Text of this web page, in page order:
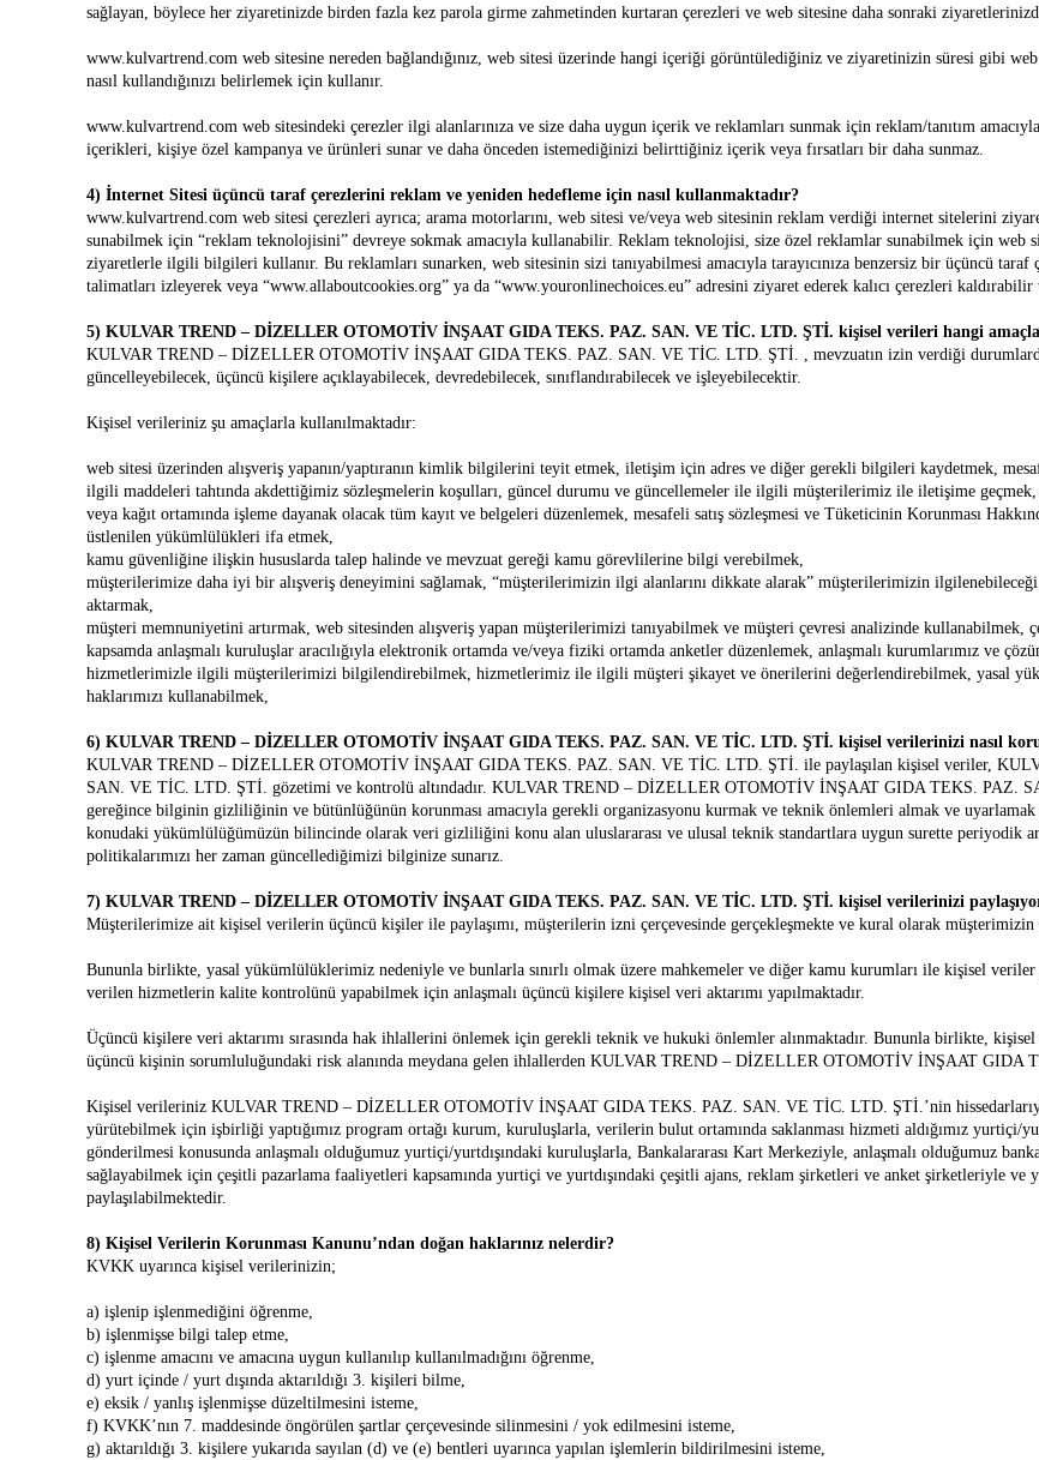
sağlayan, böylece her ziyaretinizde birden fazla kez parola girme zahmetinden kurtaran çerezleri ve web sitesine daha sonraki
www.kulvartrend.com web sitesine nereden bağlandığınız, web sitesi üzerinde hangi içeriği görüntülediğiniz ve ziyaretinizin süresi gibi
nasıl kullandığınızı belirlemek için kullanır.
www.kulvartrend.com web sitesindeki çerezler ilgi alanlarınıza ve size daha uygun içerik ve reklamları sunmak için reklam/tanıtım
içerikleri, kişiye özel kampanya ve ürünleri sunar ve daha önceden istemediğinizi belirttiğiniz içerik veya fırsatları bir daha sunmaz.
4) İnternet Sitesi üçüncü taraf çerezlerini reklam ve yeniden hedefleme için nasıl kullanmaktadır?
www.kulvartrend.com web sitesi çerezleri ayrıca; arama motorlarını, web sitesi ve/veya web sitesinin reklam verdiği internet sitelerini
sunabilmek için “reklam teknolojisini” devreye sokmak amacıyla kullanabilir. Reklam teknolojisi, size özel reklamlar sunabilmek için web
ziyaretlerle ilgili bilgileri kullanır. Bu reklamları sunarken, web sitesinin sizi tanıyabilmesi amacıyla tarayıcınıza benzersiz bir üçüncü taraf
talimatları izleyerek veya “www.allaboutcookies.org” ya da “www.youronlinechoices.eu” adresini ziyaret ederek kalıcı çerezleri
5) KULVAR TREND – DİZELLER OTOMOTİV İNŞAAT GIDA TEKS. PAZ. SAN. VE TİC. LTD. ŞTİ. kişisel verileri hangi
KULVAR TREND – DİZELLER OTOMOTİV İNŞAAT GIDA TEKS. PAZ. SAN. VE TİC. LTD. ŞTİ. , mevzuatın izin verdiği
güncelleyebilecek, üçüncü kişilere açıklayabilecek, devredebilecek, sınıflandırabilecek ve işleyebilecektir.
Kişisel verileriniz şu amaçlarla kullanılmaktadır:
web sitesi üzerinden alışveriş yapanın/yaptıranın kimlik bilgilerini teyit etmek, iletişim için adres ve diğer gerekli bilgileri kaydetmek,
ilgili maddeleri tahtında akdettiğimiz sözleşmelerin koşulları, güncel durumu ve güncellemeler ile ilgili müşterilerimiz ile iletişime
veya kağıt ortamında işleme dayanak olacak tüm kayıt ve belgeleri düzenlemek, mesafeli satış sözleşmesi ve Tüketicinin Korunması
üstlenilen yükümlülükleri ifa etmek,
kamu güvenliğine ilişkin hususlarda talep halinde ve mevzuat gereği kamu görevlilerine bilgi verebilmek,
müşterilerimize daha iyi bir alışveriş deneyimini sağlamak, “müşterilerimizin ilgi alanlarını dikkate alarak” müşterilerimizin
aktarmak,
müşteri memnuniyetini artırmak, web sitesinden alışveriş yapan müşterilerimizi tanıyabilmek ve müşteri çevresi analizinde
kapsamda anlaşmalı kuruluşlar aracılığıyla elektronik ortamda ve/veya fiziki ortamda anketler düzenlemek, anlaşmalı kurumlarımız ve
hizmetlerimizle ilgili müşterilerimizi bilgilendirebilmek, hizmetlerimiz ile ilgili müşteri şikayet ve önerilerini değerlendirebilmek, yasal
haklarımızı kullanabilmek,
6) KULVAR TREND – DİZELLER OTOMOTİV İNŞAAT GIDA TEKS. PAZ. SAN. VE TİC. LTD. ŞTİ. kişisel verilerinizi nasıl
KULVAR TREND – DİZELLER OTOMOTİV İNŞAAT GIDA TEKS. PAZ. SAN. VE TİC. LTD. ŞTİ. ile paylaşılan kişisel veriler,
SAN. VE TİC. LTD. ŞTİ. gözetimi ve kontrolü altındadır. KULVAR TREND – DİZELLER OTOMOTİV İNŞAAT GIDA TEKS. PAZ.
gereğince bilginin gizliliğinin ve bütünlüğünün korunması amacıyla gerekli organizasyonu kurmak ve teknik önlemleri almak ve
konudaki yükümlülüğümüzün bilincinde olarak veri gizliliğini konu alan uluslararası ve ulusal teknik standartlara uygun surette periyodik
politikalarımızı her zaman güncellediğimizi bilginize sunarız.
7) KULVAR TREND – DİZELLER OTOMOTİV İNŞAAT GIDA TEKS. PAZ. SAN. VE TİC. LTD. ŞTİ. kişisel verilerinizi
Müşterilerimize ait kişisel verilerin üçüncü kişiler ile paylaşımı, müşterilerin izni çerçevesinde gerçekleşmekte ve kural olarak müşterimizin
Bununla birlikte, yasal yükümlülüklerimiz nedeniyle ve bunlarla sınırlı olmak üzere mahkemeler ve diğer kamu kurumları ile kişisel
verilen hizmetlerin kalite kontrolünü yapabilmek için anlaşmalı üçüncü kişilere kişisel veri aktarımı yapılmaktadır.
Üçüncü kişilere veri aktarımı sırasında hak ihlallerini önlemek için gerekli teknik ve hukuki önlemler alınmaktadır. Bununla birlikte,
üçüncü kişinin sorumluluğundaki risk alanında meydana gelen ihlallerden KULVAR TREND – DİZELLER OTOMOTİV İNŞAAT
Kişisel verileriniz KULVAR TREND – DİZELLER OTOMOTİV İNŞAAT GIDA TEKS. PAZ. SAN. VE TİC. LTD. ŞTİ.’nin
yürütebilmek için işbirliği yaptığımız program ortağı kurum, kuruluşlarla, verilerin bulut ortamında saklanması hizmeti aldığımız
gönderilmesi konusunda anlaşmalı olduğumuz yurtiçi/yurtdışındaki kuruluşlarla, Bankalararası Kart Merkeziyle, anlaşmalı olduğumuz
sağlayabilmek için çeşitli pazarlama faaliyetleri kapsamında yurtiçi ve yurtdışındaki çeşitli ajans, reklam şirketleri ve anket şirketleriyle
paylaşılabilmektedir.
8) Kişisel Verilerin Korunması Kanunu’ndan doğan haklarınız nelerdir?
KVKK uyarınca kişisel verilerinizin;
a) işlenip işlenmediğini öğrenme,
b) işlenmişse bilgi talep etme,
c) işlenme amacını ve amacına uygun kullanılıp kullanılmadığını öğrenme,
d) yurt içinde / yurt dışında aktarıldığı 3. kişileri bilme,
e) eksik / yanlış işlenmişse düzeltilmesini isteme,
f) KVKK’nın 7. maddesinde öngörülen şartlar çerçevesinde silinmesini / yok edilmesini isteme,
g) aktarıldığı 3. kişilere yukarıda sayılan (d) ve (e) bentleri uyarınca yapılan işlemlerin bildirilmesini isteme,